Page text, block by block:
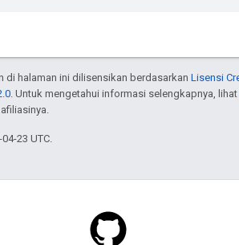
di halaman ini dilisensikan berdasarkan Lisensi
. Untuk mengetahui informasi selengkapnya, lihat
23 UTC.